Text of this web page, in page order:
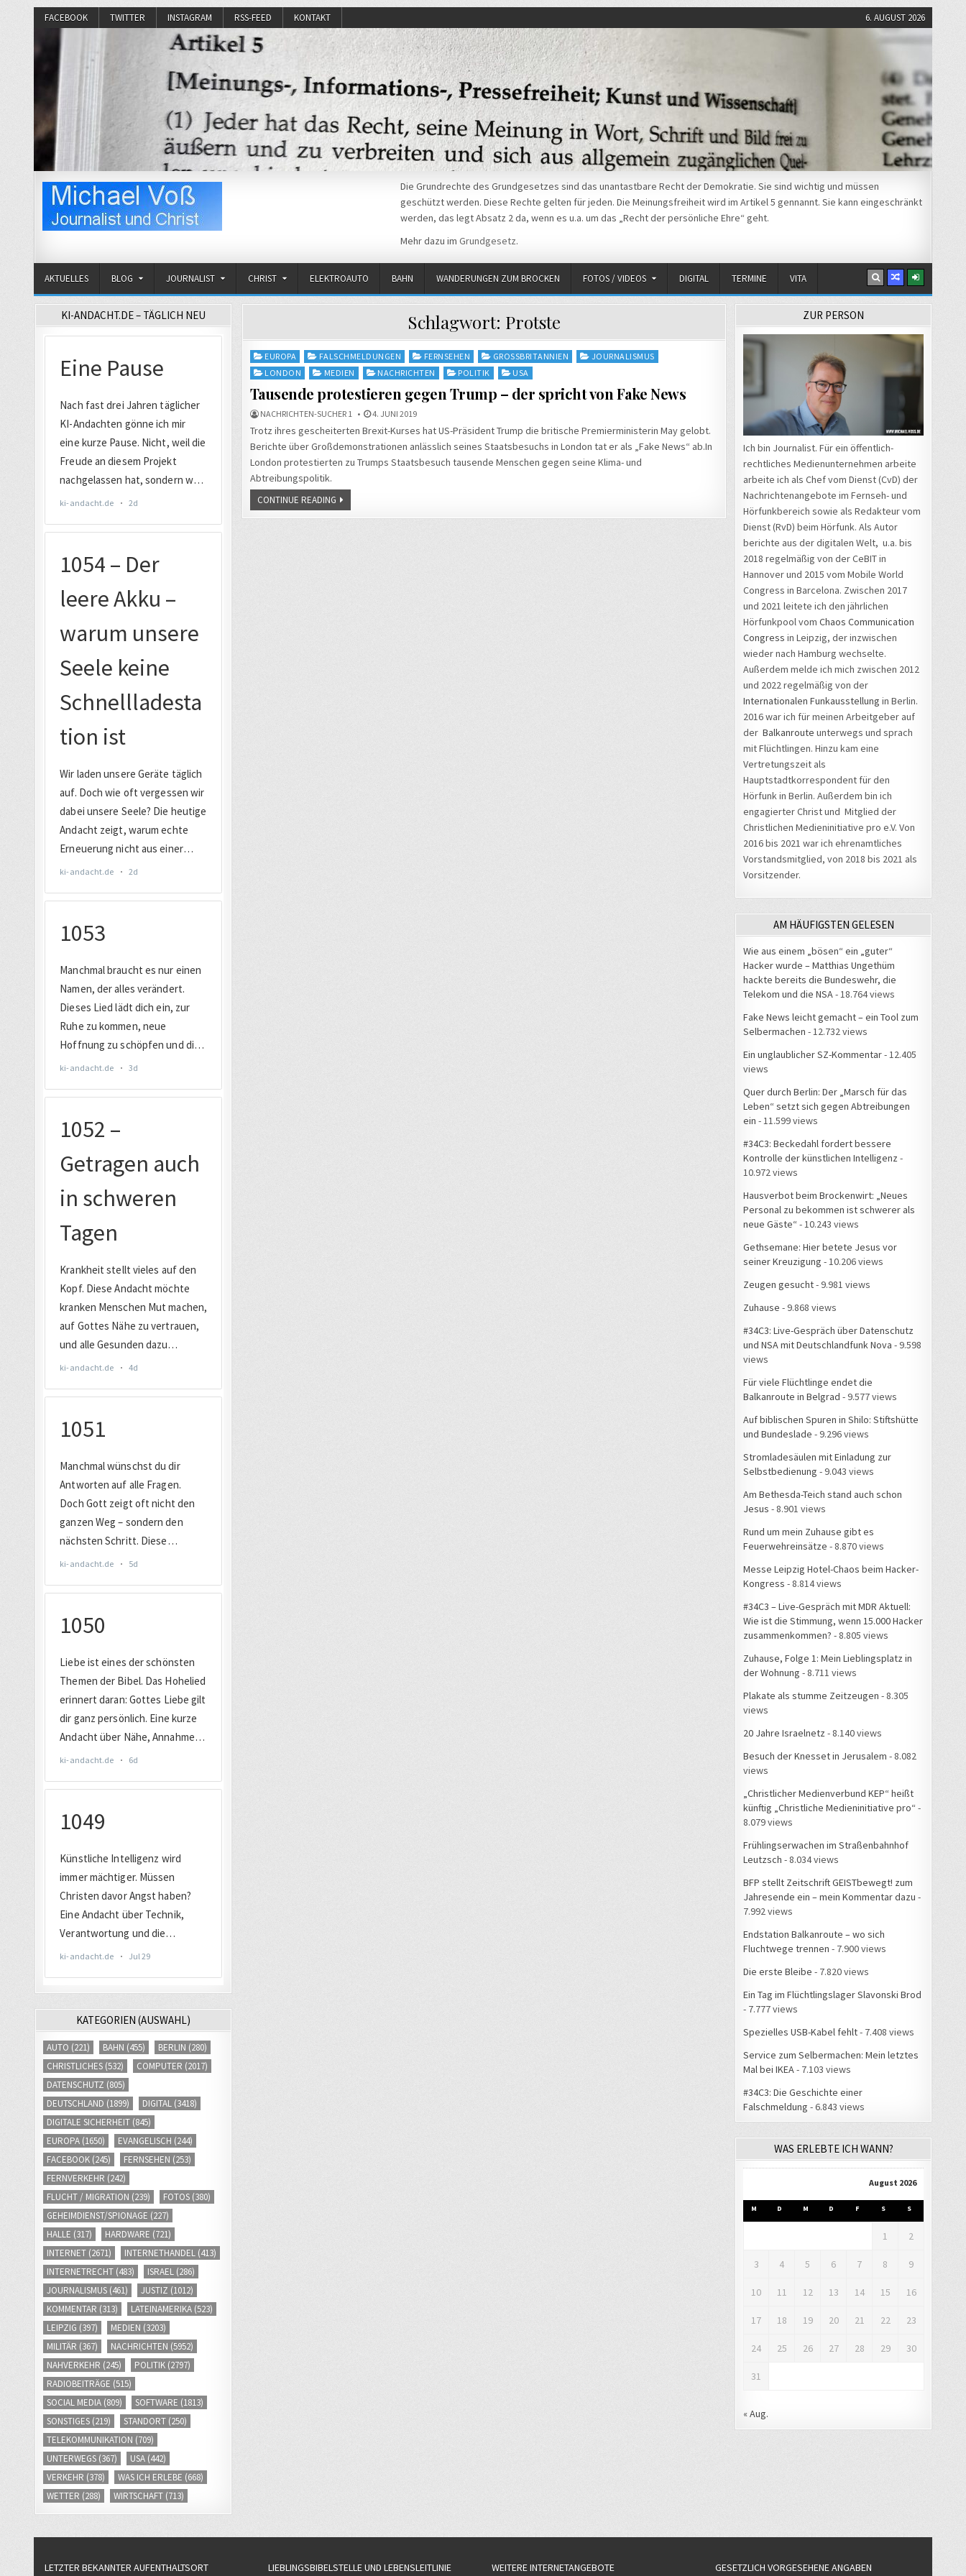
FACEBOOK TWITTER INSTAGRAM RSS-FEED KONTAKT 6. AUGUST 2026
Die Grundrechte des Grundgesetzes sind das unantastbare Recht der Demokratie. Sie sind wichtig und müssen
geschützt werden. Diese Rechte gelten für jeden. Die Meinungsfreiheit wird im Artikel 5 gennannt. Sie kann eingeschränkt
werden, das legt Absatz 2 da, wenn es u.a. um das „Recht der persönliche Ehre“ geht.
Mehr dazu im Grundgesetz.
AKTUELLES BLOG JOURNALIST CHRIST ELEKTROAUTO BAHN WANDERUNGEN ZUM BROCKEN FOTOS / VIDEOS DIGITAL TERMINE VITA
Schlagwort: Protste
Posted
in
EUROPA FALSCHMELDUNGEN FERNSEHEN GROSSBRITANNIEN
JOURNALISMUS
LONDON
MEDIEN NACHRICHTEN POLITIK USA
Tausende protestieren gegen Trump – der spricht von Fake News
NACHRICHTEN-SUCHER 1 4. JUNI 2019
Trotz ihres gescheiterten Brexit-Kurses hat US-Präsident Trump die britische Premierministerin May gelobt.
Berichte über Großdemonstrationen anlässlich seines Staatsbesuchs in London tat er als „Fake News“ ab.In
London protestierten zu Trumps Staatsbesuch tausende Menschen gegen seine Klima- und
Abtreibungspolitik.
CONTINUE READING
KI-ANDACHT.DE – TÄGLICH NEU
KATEGORIEN (AUSWAHL)
AUTO (221) BAHN (455) BERLIN (280)
CHRISTLICHES (532) COMPUTER (2017)
DATENSCHUTZ (805)
DEUTSCHLAND (1899) DIGITAL (3418)
DIGITALE SICHERHEIT (845)
EUROPA (1650) EVANGELISCH (244)
FACEBOOK (245) FERNSEHEN (253)
FERNVERKEHR (242)
FLUCHT / MIGRATION (239) FOTOS (380)
GEHEIMDIENST/SPIONAGE (227)
HALLE (317) HARDWARE (721)
INTERNET (2671) INTERNETHANDEL (413)
INTERNETRECHT (483) ISRAEL (286)
JOURNALISMUS (461) JUSTIZ (1012)
KOMMENTAR (313) LATEINAMERIKA (523)
LEIPZIG (397) MEDIEN (3203)
MILITÄR (367) NACHRICHTEN (5952)
NAHVERKEHR (245) POLITIK (2797)
RADIOBEITRÄGE (515)
SOCIAL MEDIA (809) SOFTWARE (1813)
SONSTIGES (219) STANDORT (250)
TELEKOMMUNIKATION (709)
UNTERWEGS (367) USA (442)
VERKEHR (378) WAS ICH ERLEBE (668)
WETTER (288) WIRTSCHAFT (713)
ZUR PERSON
Ich bin Journalist. Für ein öffentlich-
rechtliches Medienunternehmen arbeite
arbeite ich als Chef vom Dienst (CvD) der
Nachrichtenangebote im Fernseh- und
Hörfunkbereich sowie als Redakteur vom
Dienst (RvD) beim Hörfunk. Als Autor
berichte aus der digitalen Welt, u.a. bis
2018 regelmäßig von der CeBIT in
Hannover und 2015 vom Mobile World
Congress in Barcelona. Zwischen 2017
und 2021 leitete ich den jährlichen
Hörfunkpool vom Chaos Communication
Congress in Leipzig, der inzwischen
wieder nach Hamburg wechselte.
Außerdem melde ich mich zwischen 2012
und 2022 regelmäßig von der
Internationalen Funkausstellung in Berlin.
2016 war ich für meinen Arbeitgeber auf
der Balkanroute unterwegs und sprach
mit Flüchtlingen. Hinzu kam eine
Vertretungszeit als
Hauptstadtkorrespondent für den
Hörfunk in Berlin. Außerdem bin ich
engagierter Christ und Mitglied der
Christlichen Medieninitiative pro e.V. Von
2016 bis 2021 war ich ehrenamtliches
Vorstandsmitglied, von 2018 bis 2021 als
Vorsitzender.
AM HÄUFIGSTEN GELESEN
Wie aus einem „bösen“ ein „guter“
Hacker wurde – Matthias Ungethüm
hackte bereits die Bundeswehr, die
Telekom und die NSA - 18.764 views
Fake News leicht gemacht – ein Tool zum
Selbermachen - 12.732 views
Ein unglaublicher SZ-Kommentar- 12.405
views
Quer durch Berlin: Der „Marsch für das
Leben“ setzt sich gegen Abtreibungen
ein - 11.599 views
#34C3: Beckedahl fordert bessere
Kontrolle der künstlichen Intelligenz -
10.972 views
Hausverbot beim Brockenwirt: „Neues
Personal zu bekommen ist schwerer als
neue Gäste“ - 10.243 views
Gethsemane: Hier betete Jesus vor
seiner Kreuzigung - 10.206 views
Zeugen gesucht- 9.981 views
Zuhause - 9.868 views
#34C3: Live-Gespräch über Datenschutz
und NSA mit Deutschlandfunk Nova - 9.598
views
Für viele Flüchtlinge endet die
Balkanroute in Belgrad - 9.577 views
Auf biblischen Spuren in Shilo: Stiftshütte
und Bundeslade - 9.296 views
Stromladesäulen mit Einladung zur
Selbstbedienung - 9.043 views
Am Bethesda-Teich stand auch schon
Jesus - 8.901 views
Rund um mein Zuhause gibt es
Feuerwehreinsätze - 8.870 views
Messe Leipzig Hotel-Chaos beim Hacker-
Kongress - 8.814 views
#34C3 – Live-Gespräch mit MDR Aktuell:
Wie ist die Stimmung, wenn 15.000 Hacker
zusammenkommen? - 8.805 views
Zuhause, Folge 1: Mein Lieblingsplatz in
der Wohnung - 8.711 views
Plakate als stumme Zeitzeugen - 8.305
views
20 Jahre Israelnetz - 8.140 views
Besuch der Knesset in Jerusalem - 8.082
views
„Christlicher Medienverbund KEP“ heißt
künftig „Christliche Medieninitiative pro“ -
8.079 views
Frühlingserwachen im Straßenbahnhof
Leutzsch - 8.034 views
BFP stellt Zeitschrift GEISTbewegt! zum
Jahresende ein – mein Kommentar dazu -
7.992 views
Endstation Balkanroute – wo sich
Fluchtwege trennen - 7.900 views
Die erste Bleibe - 7.820 views
Ein Tag im Flüchtlingslager Slavonski Brod
- 7.777 views
Spezielles USB-Kabel fehlt- 7.408 views
Service zum Selbermachen: Mein letztes
Mal bei IKEA - 7.103 views
#34C3: Die Geschichte einer
Falschmeldung - 6.843 views
WAS ERLEBTE ICH WANN?
August 2026
M D M D F S S
1 2
3 4 5 6 7 8 9
10 11 12 13 14 15 16
17 18 19 20 21 22 23
24 25 26 27 28 29 30
31
« Aug.
LETZTER BEKANNTER AUFENTHALTSORT LIEBLINGSBIBELSTELLE UND LEBENSLEITLINIE WEITERE INTERNETANGEBOTE GESETZLICH VORGESEHENE ANGABEN